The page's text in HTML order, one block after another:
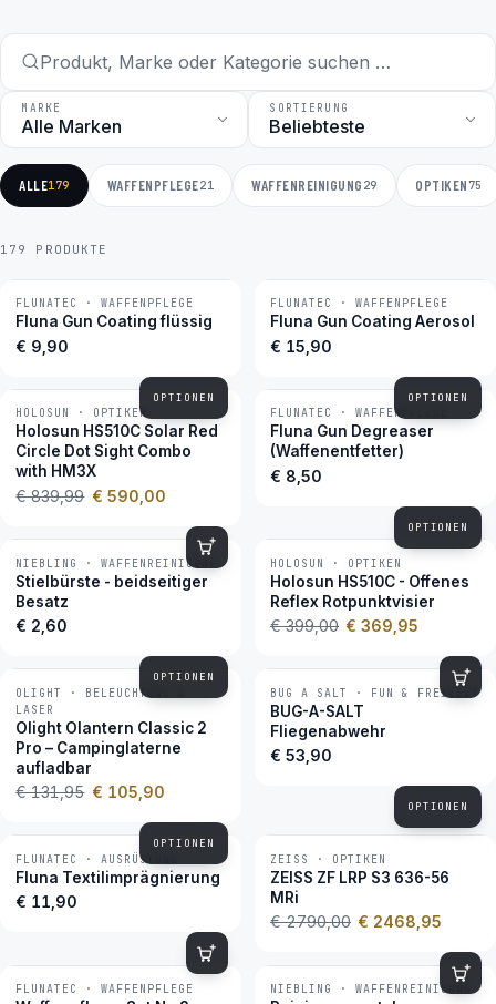
MARKE SORTIERUNG
ALLE179 WAFFENPFLEGE21 WAFFENREINIGUNG 29 OPTIKEN75
179 PRODUKTE
BESTSELLER
FLUNATEC · WAFFENPFLEGE
Fluna Gun Coating flüssig
€ 9,90
OPTIONEN
BESTSELLER
FLUNATEC · WAFFENPFLEGE
Fluna Gun Coating Aerosol
€ 15,90
OPTIONEN
−30 %
HOLOSUN · OPTIKEN
Holosun HS510C Solar Red
Circle Dot Sight Combo
with HM3X
€ 839,99 € 590,00
BESTSELLER
FLUNATEC · WAFFENPFLEGE
Fluna Gun Degreaser
(Waffenentfetter)
€ 8,50
OPTIONEN
BESTSELLER
NIEBLING · WAFFENREINIGUNG
Stielbürste - beidseitiger
Besatz
€ 2,60
OPTIONEN
−7 %
HOLOSUN · OPTIKEN
Holosun HS510C - Offenes
Reflex Rotpunktvisier
€ 399,00 € 369,95
−20 %
OLIGHT · BELEUCHTUNG &
LASER
Olight Olantern Classic 2
Pro – Campinglaterne
aufladbar
€ 131,95 € 105,90
OPTIONEN
BESTSELLER
BUG A SALT · FUN & FREIZEIT
BUG-A-SALT
Fliegenabwehr
€ 53,90
OPTIONEN
BESTSELLER
FLUNATEC · AUSRÜSTUNG
Fluna Textilimprägnierung
€ 11,90
−12 %
ZEISS · OPTIKEN
ZEISS ZF LRP S3 636-56
MRi
€ 2790,00 € 2468,95
BESTSELLER
FLUNATEC · WAFFENPFLEGE BESTSELLER
NIEBLING · WAFFENREINIGUNG